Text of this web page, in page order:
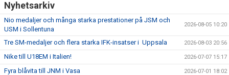
Nyhetsarkiv
Nio medaljer och många starka prestationer på JSM och
USM i Sollentuna
2026-08-05 10:20
Tre SM-medaljer och flera starka IFK-insatser i Uppsala 2026-08-03 20:56
Nike till U18EM i Italien! 2026-07-07 15:17
Fyra blåvita till JNM i Vasa 2026-07-01 18:02